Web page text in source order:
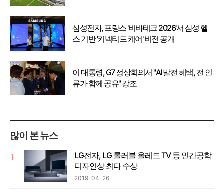
삼성전자, 프랑스 '비바테크 2026'서 삼성 헬
스 기반 '커넥티드 케어' 비전 공개
이 대통령, G7 정상회의서 "AI 발전 혜택, 전 인
류가 함께 공유" 강조
많이 본 뉴스
LG전자, LG 롤러블 올레드 TV 등 인간공학
디자인상 최다 수상
2019-04-26